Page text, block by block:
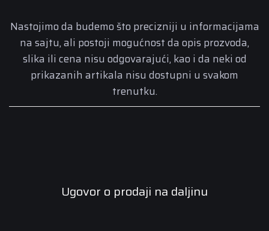
Nastojimo da budemo što precizniji u informacijama
na sajtu, ali postoji mogućnost da opis prozvoda,
slika ili cena nisu odgovarajući, kao i da neki od
prikazanih artikala nisu dostupni u svakom
trenutku.
Ugovor o prodaji na daljinu